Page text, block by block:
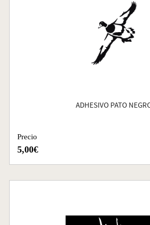
ADHESIVO PATO
Precio
5,00€